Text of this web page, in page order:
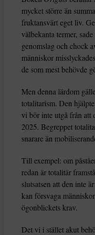
mycket större än
fruktansvärt eget liv.
välbekanta termer,
genomslag och chock
människor
de som mest behövde
Men denna lärdom
totalitarism. Den
vi bör inte utgå från att
2025. Begreppet
snarare än
Till exempel: om
redan är totalitär
slutsatsen att den inte
kan försvaga
ögonblickets krav.
Det vi i stället akut